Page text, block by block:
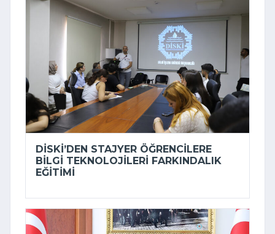
DİSKİ’DEN STAJYER ÖĞRENCILERE
BILGI TEKNOLOJILERI FARKINDALIK
EĞITIMI